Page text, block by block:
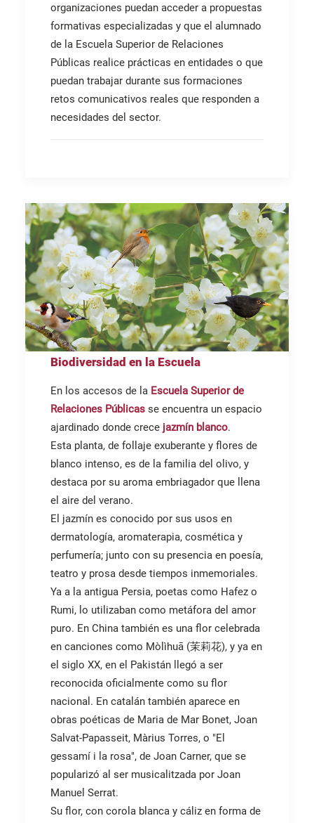
organizaciones puedan acceder a propuestas
formativas especializadas y que el alumnado
de la Escuela Superior de Relaciones
Públicas realice prácticas en entidades o que
puedan trabajar durante sus formaciones
retos comunicativos reales que responden a
necesidades del sector.
Biodiversidad en la Escuela
En los accesos de la Escuela Superior de
Relaciones Públicas se encuentra un espacio
ajardinado donde crece jazmín blanco.
Esta planta, de follaje exuberante y flores de
blanco intenso, es de la familia del olivo, y
destaca por su aroma embriagador que llena
el aire del verano.
El jazmín es conocido por sus usos en
dermatología, aromaterapia, cosmética y
perfumería; junto con su presencia en poesía,
teatro y prosa desde tiempos inmemoriales.
Ya a la antigua Persia, poetas como Hafez o
Rumi, lo utilizaban como metáfora del amor
puro. En China también es una flor celebrada
en canciones como Mòlìhuā (茉莉花), y ya en
el siglo XX, en el Pakistán llegó a ser
reconocida oficialmente como su flor
nacional. En catalán también aparece en
obras poéticas de Maria de Mar Bonet, Joan
Salvat-Papasseit, Màrius Torres, o "El
gessamí i la rosa", de Joan Carner, que se
popularizó al ser musicalitzada por Joan
Manuel Serrat.
Su flor, con corola blanca y cáliz en forma de